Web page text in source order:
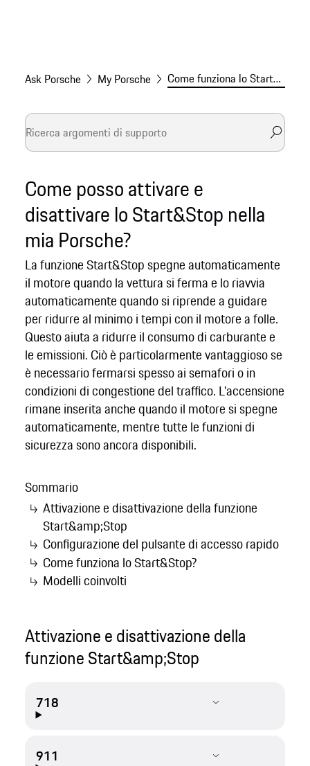
Ask Porsche My Porsche Come funziona lo Start&amp;Stop Porsche
Come posso attivare e
disattivare lo Start&Stop nella
mia Porsche?
La funzione Start&Stop spegne automaticamente
il motore quando la vettura si ferma e lo riavvia
automaticamente quando si riprende a guidare
per ridurre al minimo i tempi con il motore a folle.
Questo aiuta a ridurre il consumo di carburante e
le emissioni. Ciò è particolarmente vantaggioso se
è necessario fermarsi spesso ai semafori o in
condizioni di congestione del traffico. L'accensione
rimane inserita anche quando il motore si spegne
automaticamente, mentre tutte le funzioni di
sicurezza sono ancora disponibili.
Sommario
Attivazione e disattivazione della funzione
Start&amp;Stop
Configurazione del pulsante di accesso rapido
Come funziona lo Start&Stop?
Modelli coinvolti
Attivazione e disattivazione della
funzione Start&amp;Stop
718
911